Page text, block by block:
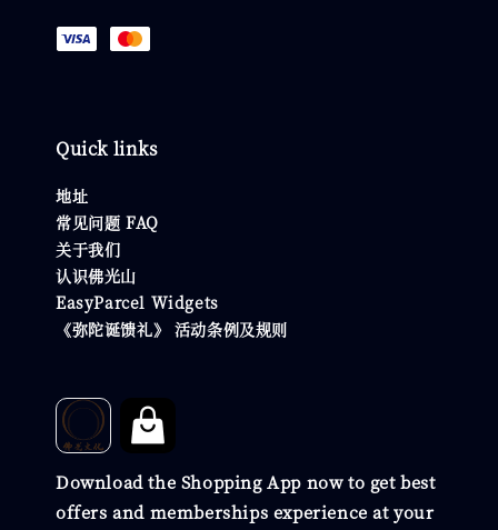
Quick links
地址
常见问题 FAQ
关于我们
认识佛光山
EasyParcel Widgets
《弥陀诞馈礼》 活动条例及规则
Download the Shopping App now to get best
offers and memberships experience at your